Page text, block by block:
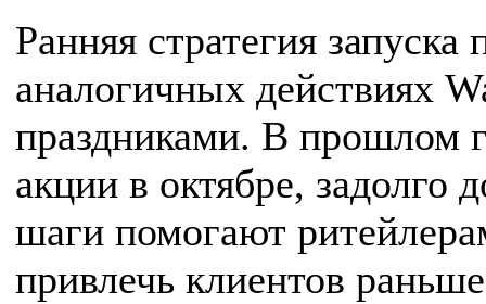
Ранняя стратегия
аналогичных действиях
праздниками. В прошлом
акции в октябре,
шаги помогают
привлечь клиентов